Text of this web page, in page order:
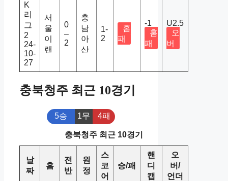
K
리
그
2
24-
10-
27
서
울
이
랜
0
–
2
충
남
아
산
1-
2
홈
패
-1
홈
패
U2.5
오
버
충북청주 최근 10경기
5승 1무 4패
충북청주 최근 10경기
날
짜
홈
전
반
원
정
스
코
어
승/패
핸
디
캡
오
버/
언더